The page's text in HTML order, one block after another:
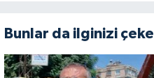
Bunlar da ilginizi